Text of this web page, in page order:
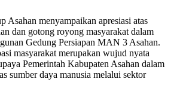
Asahan menyampaikan apresiasi atas
dan gotong royong masyarakat dalam
Gedung Persiapan MAN 3 Asahan.
masyarakat merupakan wujud nyata
Pemerintah Kabupaten Asahan dalam
sumber daya manusia melalui sektor